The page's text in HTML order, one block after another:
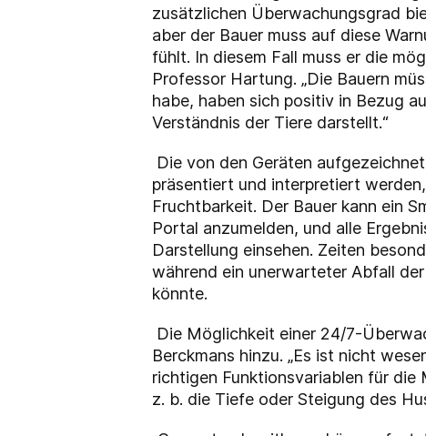
zusätzlichen Überwachungsgrad
aber der Bauer muss auf diese
fühlt. In diesem Fall muss er die
Professor Hartung. „Die Bauern
habe, haben sich positiv in Bezug
Verständnis der Tiere darstellt.“
Die von den Geräten
präsentiert und interpretiert
Fruchtbarkeit. Der Bauer kann ein
Portal anzumelden, und alle
Darstellung einsehen. Zeiten
während ein unerwarteter Abfall
könnte.
Die Möglichkeit einer 24/7-
Berckmans hinzu. „Es ist nicht
richtigen Funktionsvariablen für die
z. b. die Tiefe oder Steigung des